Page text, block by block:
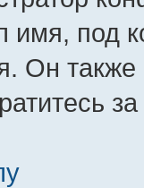
имя, под
Он